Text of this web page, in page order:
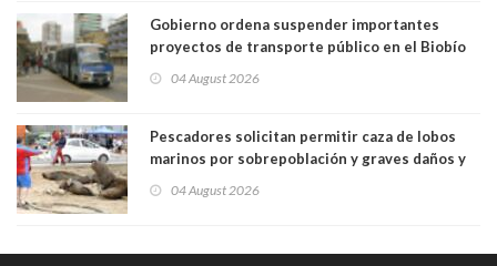
Gobierno ordena suspender importantes
proyectos de transporte público en el Biobío
04 August 2026
Pescadores solicitan permitir caza de lobos
marinos por sobrepoblación y graves daños y
04 August 2026